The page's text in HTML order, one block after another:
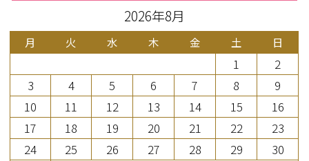
2026年8月
月 火 水 木 金 土 日
1
2
3
4 5 6 7 8
9
10
11 12 13 14 15
16
17
18 19 20 21 22
23
24
25 26 27 28 29
30